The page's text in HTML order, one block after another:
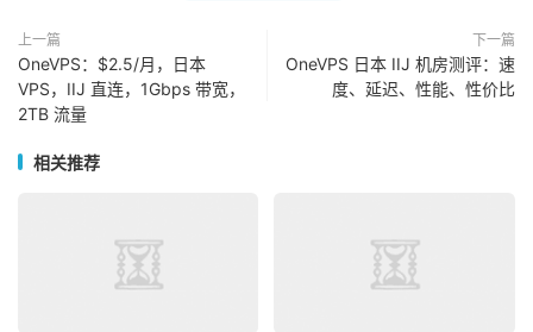
上一篇
OneVPS：$2.5/月，日本
VPS，IIJ 直连，1Gbps 带宽，
2TB 流量
下一篇
OneVPS 日本 IIJ 机房测评：速
度、延迟、性能、性价比
相关推荐